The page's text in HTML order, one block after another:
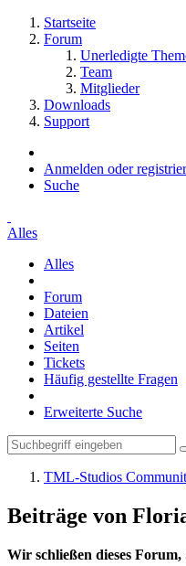
Startseite
Forum
Unerledigte
Team
Mitglieder
Downloads
Support
Anmelden oder
Suche
Alles
Alles
Forum
Dateien
Artikel
Seiten
Tickets
Häufig gestellte Fragen
Erweiterte Suche
TML-Studios
Beiträge von
Wir schließen dieses